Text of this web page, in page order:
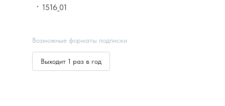
1516_01
Возможные форматы подписки
Выходит 1 раз в год